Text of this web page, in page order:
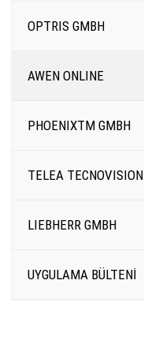
OPTRIS GMBH
AWEN ONLINE
PHOENIXTM GMBH
TELEA TECNOVISION
LIEBHERR GMBH
UYGULAMA BÜLTENİ